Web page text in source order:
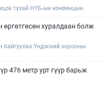
тухай НҮБ-ын конвенцын
Улаанбаатар хотод зохион
үеэр Нарантуул, Дүнжингарав
тээврийн хүртээмжийг
өргөтгөсөн хуралдаан болж
байгуулах Үндэсний хорооны
тогтмол зохион байгуулж ирсэн
Time”-ийн сүүлийн хуралдааныг
476 метр урт гүүр барьж